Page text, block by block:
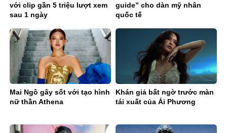
với clip gần 5 triệu lượt xem
sau 1 ngày
guide” cho dàn mỹ nhân
quốc tế
Mai Ngô gây sốt với tạo hình
nữ thần Athena
Khán giả bất ngờ trước màn
tái xuất của Ái Phương